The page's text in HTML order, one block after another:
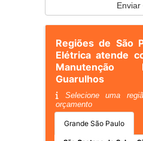
Enviar
Regiões de São
Elétrica atende
Guarulhos
Selecione uma
orçamento
Grande São Paulo